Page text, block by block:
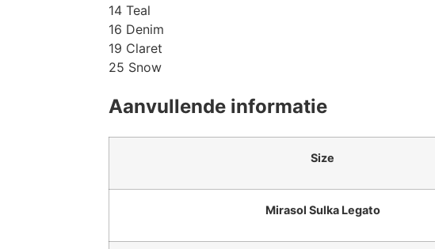
14 Teal
16 Denim
19 Claret
25 Snow
Aanvullende informatie
Size
Mirasol Sulka Legato